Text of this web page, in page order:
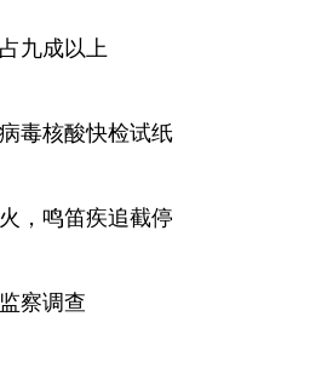
九成以上
毒核酸快检试纸
，鸣笛疾追截停
察调查